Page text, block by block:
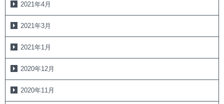
2021年4月
2021年3月
2021年1月
2020年12月
2020年11月